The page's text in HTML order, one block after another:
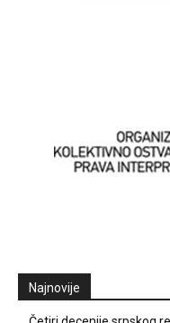
Najnovije